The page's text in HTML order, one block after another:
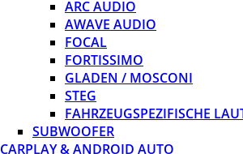
ARC AUDIO
AWAVE AUDIO
FOCAL
FORTISSIMO
GLADEN / MOSCONI
STEG
FAHRZEUGSPEZIFISCHE
SUBWOOFER
CARPLAY & ANDROID AUTO